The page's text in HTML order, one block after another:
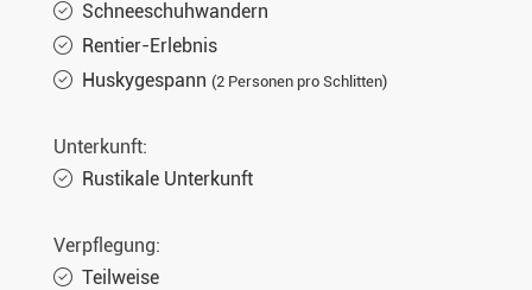
Schneeschuhwandern
Rentier-Erlebnis
Huskygespann (2 Personen pro Schlitten)
Unterkunft:
Rustikale Unterkunft
Verpflegung:
Teilweise